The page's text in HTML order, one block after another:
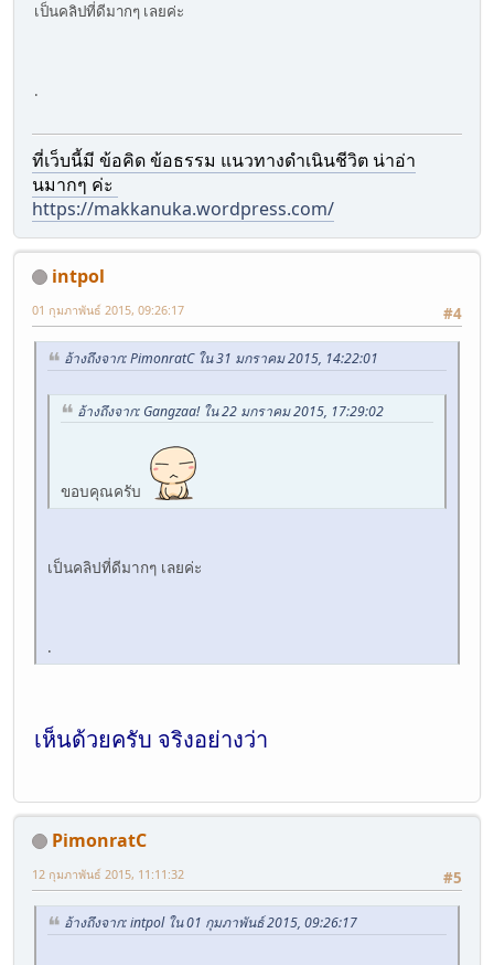
เป็นคลิปที่ดีมากๆ เลยค่ะ
.
ที่เว็บนี้มี ข้อคิด ข้อธรรม แนวทางดำเนินชีวิต น่าอ่า
นมากๆ ค่ะ
https://makkanuka.wordpress.com/
intpol
#4
01 กุมภาพันธ์ 2015, 09:26:17
อ้างถึงจาก: PimonratC ใน 31 มกราคม 2015, 14:22:01
อ้างถึงจาก: Gangzaa! ใน 22 มกราคม 2015, 17:29:02
ขอบคุณครับ
เป็นคลิปที่ดีมากๆ เลยค่ะ
.
เห็นด้วยครับ จริงอย่างว่า
PimonratC
#5
12 กุมภาพันธ์ 2015, 11:11:32
อ้างถึงจาก: intpol ใน 01 กุมภาพันธ์ 2015, 09:26:17